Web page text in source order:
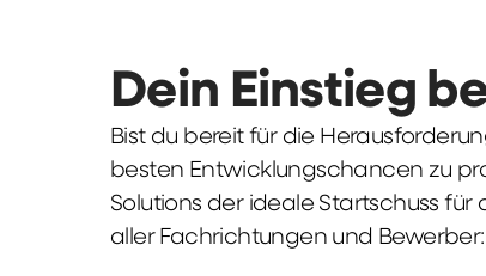
Dein Einstieg
Bist du bereit für die
besten Entwicklungschancen zu
Solutions der ideale Startschuss für
aller Fachrichtungen und